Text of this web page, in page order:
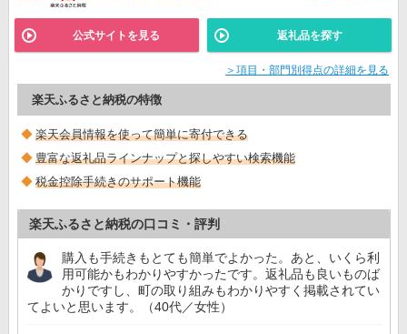
公式サイトを見る 返礼品を探す
＞項目・部門別得点の詳細を見る
楽天ふるさと納税の特徴
楽天会員情報を使って簡単に寄付できる
豊富な返礼品ラインナップと探しやすい検索機能
税金控除手続きのサポート機能
楽天ふるさと納税の口コミ・評判
購入も手続きもとても簡単でよかった。あと、いくら利
用可能かもわかりやすかったです。返礼品も良いものば
かりですし、町の取り組みもわかりやすく掲載されてい
てよいと思います。（40代／女性）